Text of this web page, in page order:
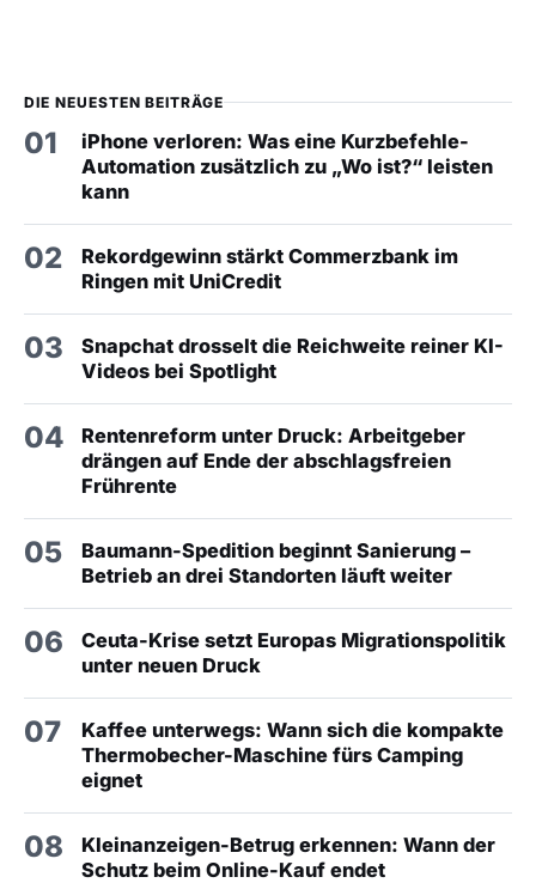
DIE NEUESTEN BEITRÄGE
01
iPhone verloren: Was eine Kurzbefehle-
Automation zusätzlich zu „Wo ist?“ leisten
kann
02
Rekordgewinn stärkt Commerzbank im
Ringen mit UniCredit
03
Snapchat drosselt die Reichweite reiner KI-
Videos bei Spotlight
04
Rentenreform unter Druck: Arbeitgeber
drängen auf Ende der abschlagsfreien
Frührente
05
Baumann-Spedition beginnt Sanierung –
Betrieb an drei Standorten läuft weiter
06
Ceuta-Krise setzt Europas Migrationspolitik
unter neuen Druck
07
Kaffee unterwegs: Wann sich die kompakte
Thermobecher-Maschine fürs Camping
eignet
08
Kleinanzeigen-Betrug erkennen: Wann der
Schutz beim Online-Kauf endet